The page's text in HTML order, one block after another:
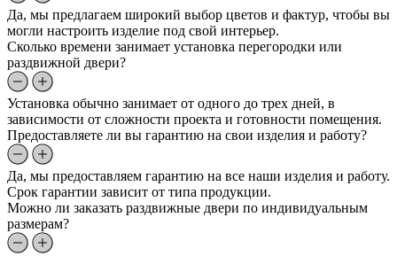
Да, мы предлагаем широкий выбор цветов и фактур, чтобы вы
могли настроить изделие под свой интерьер.
Сколько времени занимает установка перегородки или
раздвижной двери?
Установка обычно занимает от одного до трех дней, в
зависимости от сложности проекта и готовности помещения.
Предоставляете ли вы гарантию на свои изделия и работу?
Да, мы предоставляем гарантию на все наши изделия и работу.
Срок гарантии зависит от типа продукции.
Можно ли заказать раздвижные двери по индивидуальным
размерам?